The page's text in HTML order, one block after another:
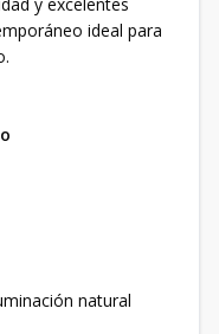
ideal para
natural